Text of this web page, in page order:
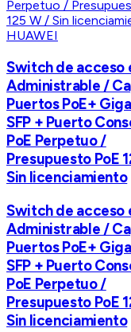
HUAWEI
Switch de acceso
Administrable /
Puertos PoE+
SFP + Puerto
PoE Perpetuo /
Presupuesto PoE
Sin licenciamiento
Switch de acceso
Administrable /
Puertos PoE+
SFP + Puerto
PoE Perpetuo /
Presupuesto PoE
Sin licenciamiento